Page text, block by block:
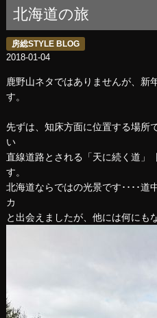
北海道の旅
房総STYLE BLOG
2018-01-04
鹿野山ネタではありませんが、新
す。
先ずは、知床方面に位置する場所
い
直線道路とされる「天に続く道」
す。
北海道ならではの光景です････道
カ
と出会えましたが、他には何にも